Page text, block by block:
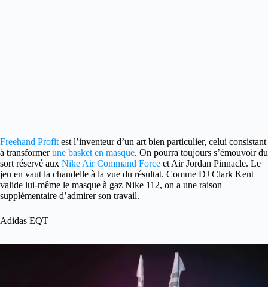
Freehand Profit est l’inventeur d’un art bien particulier, celui consistant
à transformerune basket en masque. On pourra toujours s’émouvoir du
sort réservé aux Nike Air Command Force et Air Jordan Pinnacle. Le
jeu en vaut la chandelle à la vue du résultat. Comme DJ Clark Kent
valide lui-même le masque à gaz Nike 112, on a une raison
supplémentaire d’admirer son travail.
Adidas EQT